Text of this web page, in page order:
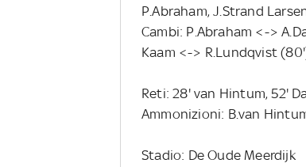
P.Abraham, J.Strand
Cambi: P.Abraham <->
Kaam <-> R.Lundqvist
Reti: 28' van Hintum, 52'
Ammonizioni: B.van
Stadio: De Oude Meerdijk